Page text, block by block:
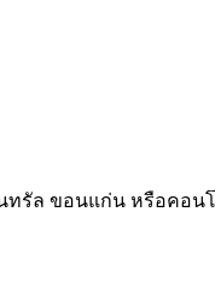
นทรัล ขอนแก่น หรือคอน